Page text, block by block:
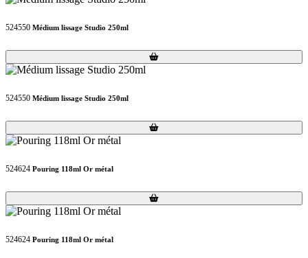
524550 Médium lissage Studio 250ml
Loading...
Loading...
524550 Médium lissage Studio 250ml
Loading...
Loading...
524624 Pouring 118ml Or métal
Loading...
Loading...
524624 Pouring 118ml Or métal